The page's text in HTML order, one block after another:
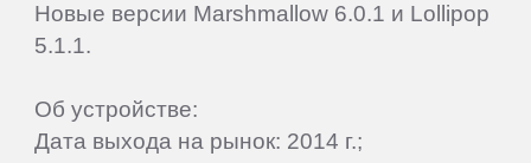
Новые версии Marshmallow 6.0.1 и Lollipop
5.1.1.
Об устройстве:
Дата выхода на рынок: 2014 г.;